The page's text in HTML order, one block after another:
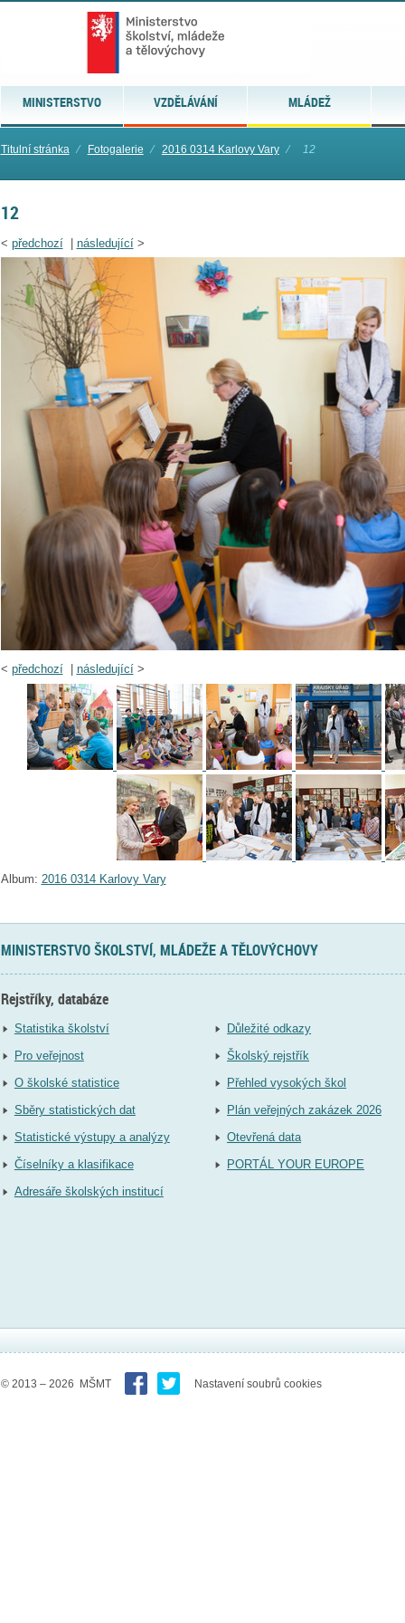
MINISTERSTVO VZDĚLÁVÁNÍ MLÁDEŽ
Titulní stránka ⁄ Fotogalerie ⁄ 2016 0314 Karlovy Vary ⁄ 12
12
< předchozí| následující>
< předchozí| následující>
Album: 2016 0314 Karlovy Vary
MINISTERSTVO ŠKOLSTVÍ, MLÁDEŽE A TĚLOVÝCHOVY
Rejstříky, databáze
Statistika školství
Pro veřejnost
O školské statistice
Sběry statistických dat
Statistické výstupy a analýzy
Číselníky a klasifikace
Adresáře školských institucí
Důležité odkazy
Školský rejstřík
Přehled vysokých škol
Plán veřejných zakázek 2026
Otevřená data
PORTÁL YOUR EUROPE
© 2013 – 2026 MŠMT Nastavení soubrů cookies